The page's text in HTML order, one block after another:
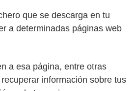
que se descarga en tu
a determinadas páginas web
a esa página, entre otras
información sobre tus